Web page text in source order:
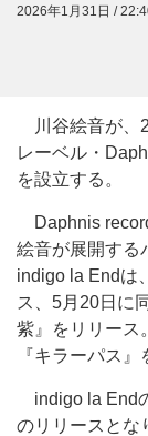
2026年1月31日 /
川谷絵音が、
レーベル・
を設立する。
Daphnis
絵音が展開する
indigo la Endは
ス、5月20日に
紫』をリリース
『キラーパス
indigo la End
のリリースとな